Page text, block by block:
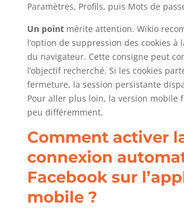
Paramètres, Profils, puis Mots de
Un pointmérite attention. Wikio
l’option de suppression des cookies à
du navigateur. Cette consigne peut
l’objectif recherché. Si les cookies
fermeture, la session persistante
Pour aller plus loin, la version mobile
peu différemment.
Comment activer
connexion
Facebook sur
mobile ?